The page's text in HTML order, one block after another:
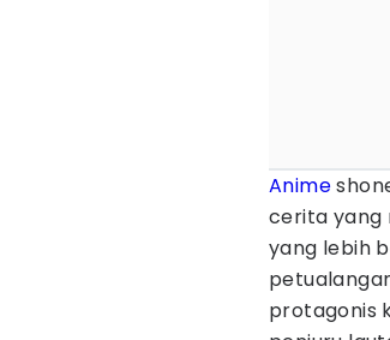
Anime
cerita yang
yang lebih
protagonis